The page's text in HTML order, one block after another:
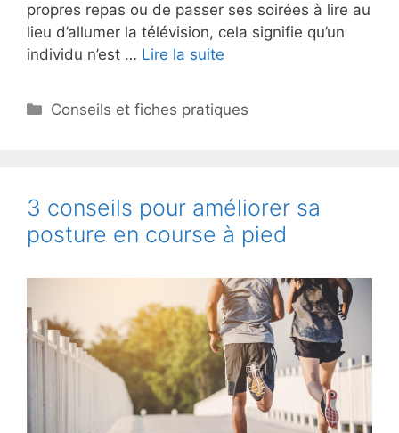
propres repas ou de passer ses soirées à lire au
lieu d’allumer la télévision, cela signifie qu’un
individu n’est … Lire la suite
Catégories
Conseils et fiches pratiques
3 conseils pour améliorer sa
posture en course à pied